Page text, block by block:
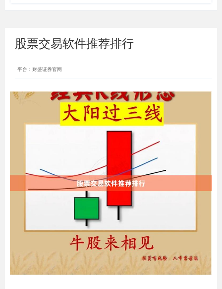
股票交易软件推荐排行
平台：财盛证券官网